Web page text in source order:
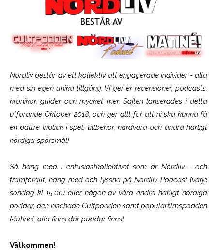
Nördliv består av ett kollektiv att engagerade individer - alla
med sin egen unika tillgång. Vi ger er recensioner, podcasts,
krönikor, guider och mycket mer. Sajten lanserades i detta
utförande Oktober 2018, och ger allt för att ni ska kunna få
en bättre inblick i spel, tillbehör, hårdvara och andra härligt
nördiga spörsmål!
Så häng med i entusiastkollektivet som ärNördliv- och
framförallt, häng med och lyssna på Nördliv Podcast (varje
söndag kl 15.00) eller någon av våra andra härligt nördiga
poddar, den nischade Cultpodden samt populärfilmspodden
Matiné!; alla finns där poddar finns!
Välkommen!